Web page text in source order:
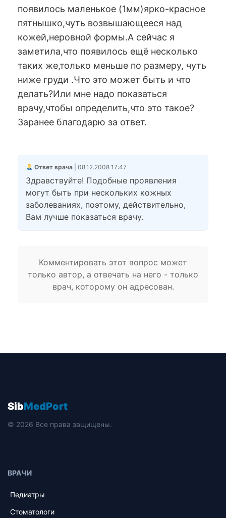
появилось маленькое (1мм)ярко-красное
пятнышко,чуть возвышающееся над
кожей,неровной формы.А сейчас я
заметила,что появилось ещё несколько
таких же,только меньше по размеру, чуть
ниже груди .Что это может быть и что
делать?Или мне надо показаться
врачу,чтобы определить,что это такое?
Заранее благодарю за ответ.
Ответ врача| 08.12.2008 17:47
Здравствуйте! Подобные проявления
могут быть при нескольких кожных
заболеваниях, поэтому, действительно,
Вам лучше показаться врачу.
Комментировать этот вопрос может
только автор, а отвечать на него - только
врач, которому он адресован.
SibMedPort
© 2026 Все права защищены.
ВРАЧИ
Педиатры
Стоматологи